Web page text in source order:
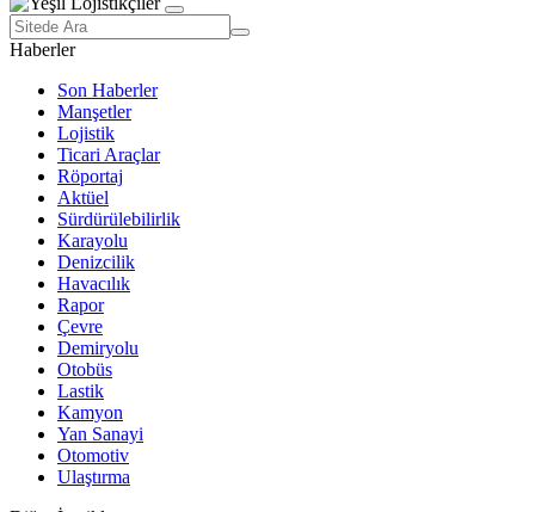
Haberler
Son Haberler
Manşetler
Lojistik
Ticari Araçlar
Röportaj
Aktüel
Sürdürülebilirlik
Karayolu
Denizcilik
Havacılık
Rapor
Çevre
Demiryolu
Otobüs
Lastik
Kamyon
Yan Sanayi
Otomotiv
Ulaştırma